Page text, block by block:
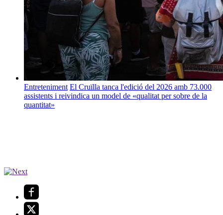
Entreteniment El Cruïlla tanca l'edició del 2026 amb 73.000
assistents i reivindica un model de «qualitat per sobre de la
quantitat»